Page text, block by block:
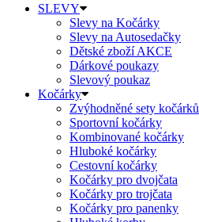
SLEVY
Slevy na Kočárky
Slevy na Autosedačky
Dětské zboží AKCE
Dárkové poukazy
Slevový poukaz
Kočárky
Zvýhodněné sety kočárků
Sportovní kočárky
Kombinované kočárky
Hluboké kočárky
Cestovní kočárky
Kočárky pro dvojčata
Kočárky pro trojčata
Kočárky pro panenky